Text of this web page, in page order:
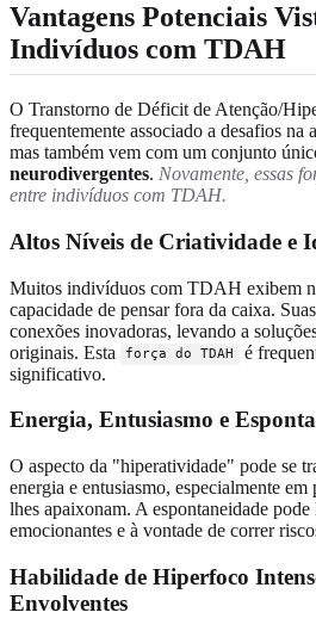
Vantagens Potenciais
Indivíduos com TDAH
O Transtorno de Déficit de Atenção/
frequentemente associado a desafios na
mas também vem com um conjunto
neurodivergentes. Novamente, essas
entre indivíduos com TDAH.
Altos Níveis de Criatividade e
Muitos indivíduos com TDAH exibem
capacidade de pensar fora da caixa.
conexões inovadoras, levando a
originais. Esta
força do TDAH
é
significativo.
Energia, Entusiasmo e
O aspecto da "hiperatividade" pode se
energia e entusiasmo, especialmente
lhes apaixonam. A espontaneidade
emocionantes e à vontade de correr
Habilidade de Hiperfoco
Envolventes